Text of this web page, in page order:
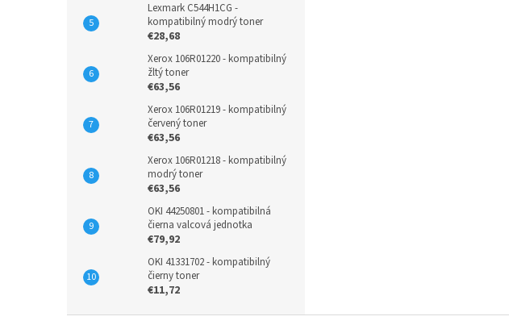
Lexmark C544H1CG -
kompatibilný modrý toner
€28,68
Xerox 106R01220 - kompatibilný
žltý toner
€63,56
Xerox 106R01219 - kompatibilný
červený toner
€63,56
Xerox 106R01218 - kompatibilný
modrý toner
€63,56
OKI 44250801 - kompatibilná
čierna valcová jednotka
€79,92
OKI 41331702 - kompatibilný
čierny toner
€11,72